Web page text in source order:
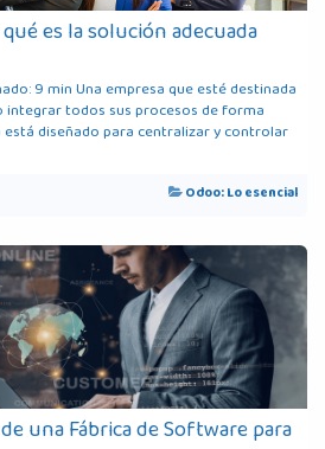
es la solución adecuada
9 min Una empresa que esté destinada
integrar todos sus procesos de forma
está diseñado para centralizar y controlar
Odoo: Lo esencial
una Fábrica de Software para